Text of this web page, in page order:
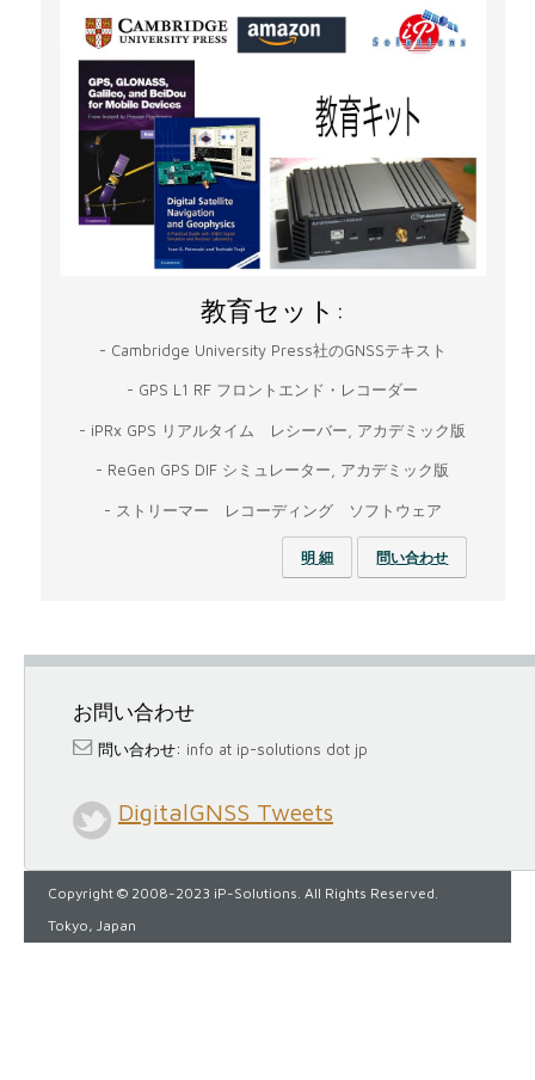
教育セット:
- Cambridge University Press社のGNSSテキスト
- GPS L1 RF フロントエンド・レコーダー
- iPRx GPS リアルタイム レシーバー, アカデミック版
- ReGen GPS DIF シミュレーター, アカデミック版
- ストリーマー レコーディング ソフトウェア
明 細 問い合わせ
お問い合わせ
問い合わせ: info at ip-solutions dot jp
DigitalGNSS Tweets
Copyright © 2008-2023 iP-Solutions. All Rights Reserved.
Tokyo, Japan